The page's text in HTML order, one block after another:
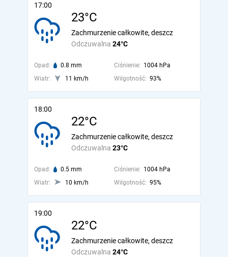
17:00
23°C
Odczuwalna 24°C
Zachmurzenie całkowite, deszcz
Opad: 0.8 mm Ciśnienie: 1004 hPa
Wiatr:
11 km/h Wilgotność: 93%
18:00
22°C
Odczuwalna 23°C
Zachmurzenie całkowite, deszcz
Opad: 0.5 mm Ciśnienie: 1004 hPa
Wiatr:
10 km/h Wilgotność: 95%
19:00
22°C
Odczuwalna 24°C
Zachmurzenie całkowite, deszcz